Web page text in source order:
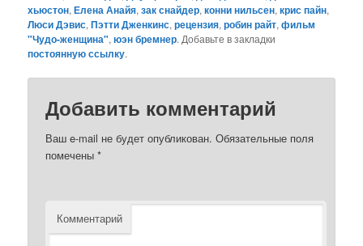
хьюстон,Елена Анайя,зак снайдер,конни нильсен,крис пайн,
Люси Дэвис,Пэтти Дженкинс,рецензия,робин райт,фильм
"Чудо-женщина",юэн бремнер. Добавьте в закладки
постоянную ссылку.
Добавить комментарий
Ваш e-mail не будет опубликован. Обязательные поля
помечены*
Комментарий